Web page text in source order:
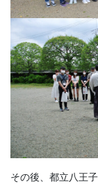
その後、都立八王